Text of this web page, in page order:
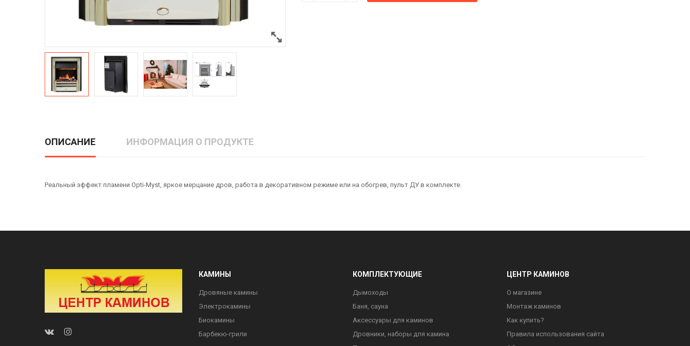
ОПИСАНИЕ ИНФОРМАЦИЯ О ПРОДУКТЕ
Реальный эффект пламени Opti-Myst, яркое мерцание дров, работа в декоративном режиме или на обогрев, пульт ДУ в комплекте.
КАМИНЫ
Дровяные камины
Электрокамины
Биокамины
Барбекю-грили
КОМПЛЕКТУЮЩИЕ
Дымоходы
Баня, сауна
Аксессуары для каминов
Дровники, наборы для камина
ЦЕНТР КАМИНОВ
О магазине
Монтаж каминов
Как купить?
Правила использования сайта